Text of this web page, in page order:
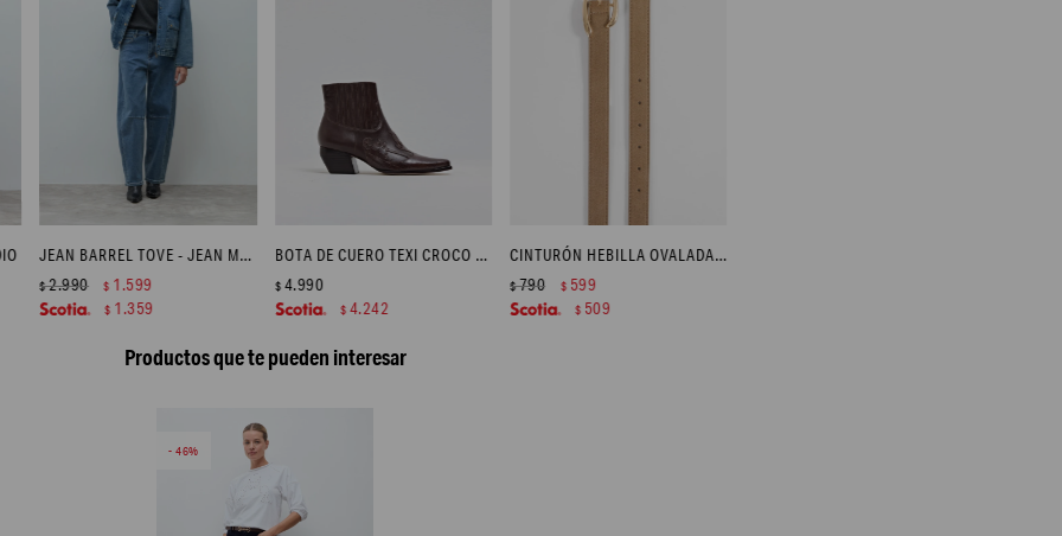
JEAN BARREL TOVE - JEAN MEDIO
$2.990 $ 1.599
$ 1.359
BOTA DE CUERO TEXI CROCO - CHOCOLATE
$ 4.990
$ 4.242
CINTURÓN HEBILLA OVALADA - BEIGE
$790 $ 599
$ 509
Productos que te pueden interesar
46